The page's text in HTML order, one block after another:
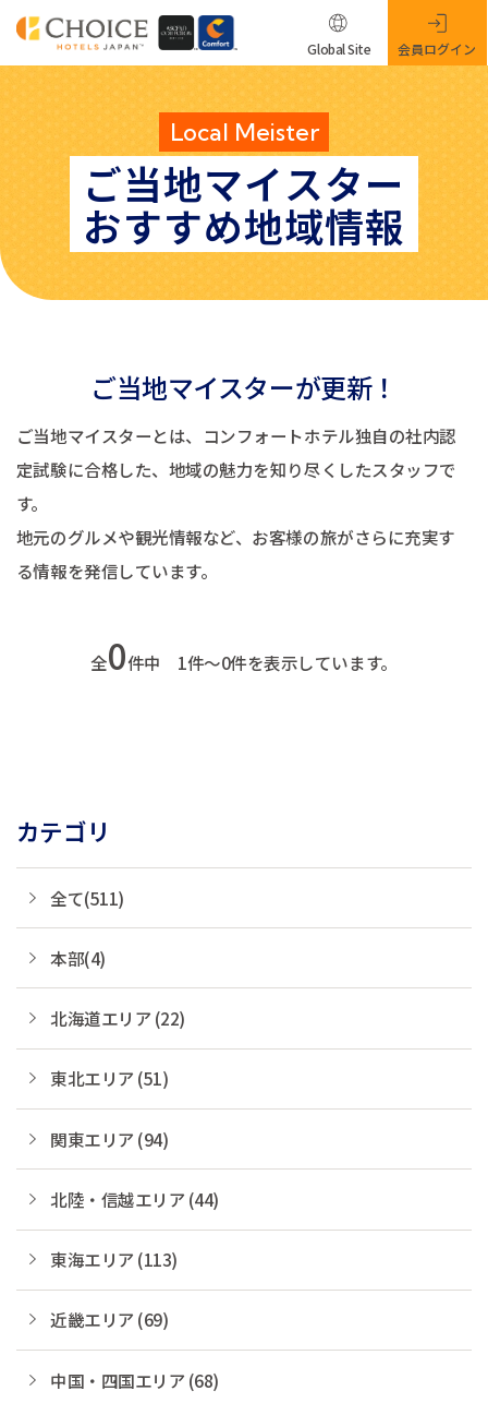
Local Meister
ご当地マイスター
おすすめ地域情報
Global Site 会員ログイン
ご当地マイスターが更新！
ご当地マイスターとは、コンフォートホテル独自の社内認
定試験に合格した、地域の魅力を知り尽くしたスタッフで
す。
地元のグルメや観光情報など、お客様の旅がさらに充実す
る情報を発信しています。
全0件中 1件～0件を表示しています。
カテゴリ
全て(511)
本部(4)
北海道エリア (22)
東北エリア (51)
関東エリア (94)
北陸・信越エリア (44)
東海エリア (113)
近畿エリア (69)
中国・四国エリア (68)